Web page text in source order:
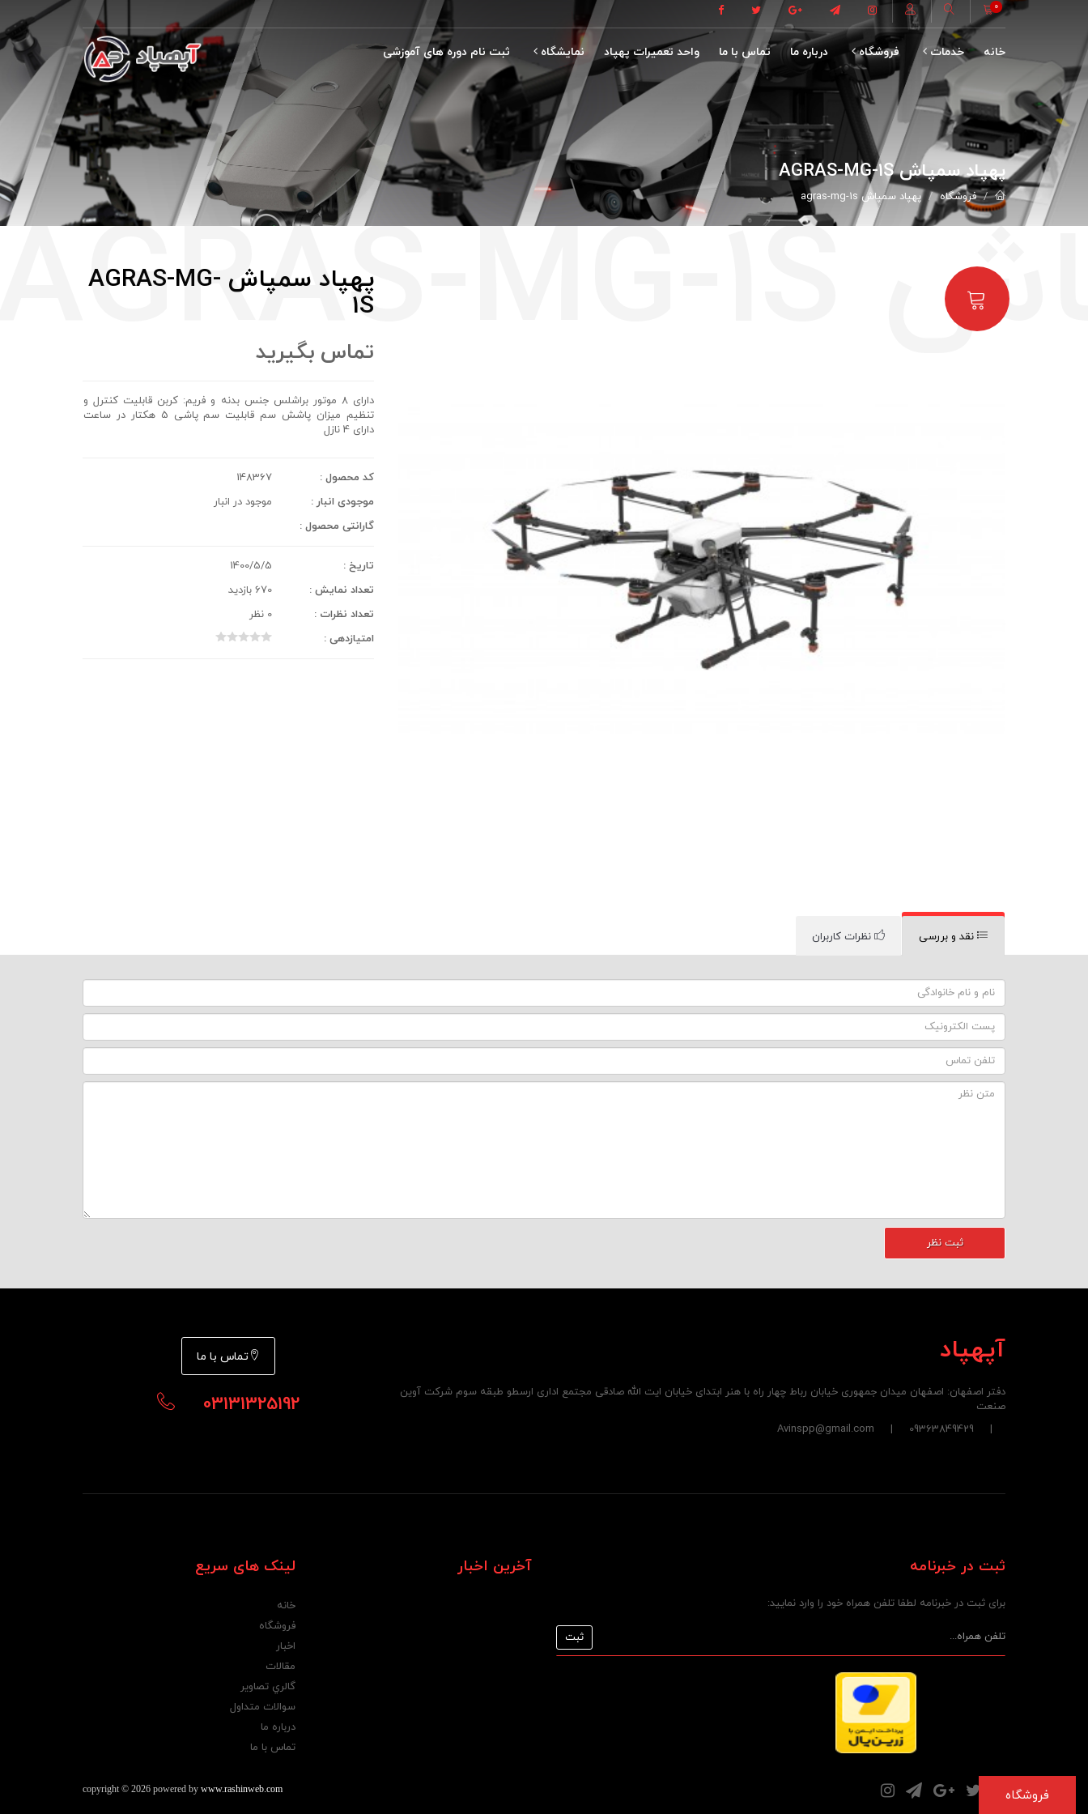
0
خانه خدمات فروشگاه درباره ما تماس با ما واحد تعمیرات پهپاد نمایشگاه ثبت نام دوره های آموزشی
پهپاد سمپاش AGRAS-MG-1S
فروشگاه پهپاد سمپاش agras-mg-1s
پهپاد سمپاش AGRAS-MG-
1S
تماس بگيريد
دارای 8 موتور براشلس جنس بدنه و فریم: کربن قابلیت کنترل و
تنظیم میزان پاشش سم قابلیت سم پاشی 5 هکتار در ساعت
دارای 4 نازل
کد محصول :
148367
موجودی انبار :
موجود در انبار
گارانتی محصول :
تاریخ :
1400/5/5
تعداد نمایش :
670 بازدید
تعداد نظرات :
0 نظر
امتیازدهی :
نقد و بررسی نظرات کاربران
آپهپاد
دفتر اصفهان: اصفهان میدان جمهوری خیابان رباط چهار راه با هنر ابتدای خیابان ایت الله صادقی مجتمع اداری ارسطو طبقه سوم شرکت آوین
صنعت
تماس با ما
03131325192
لینک های سریع
خانه
فروشگاه
اخبار
مقالات
گالري تصاوير
سوالات متداول
درباره ما
تماس با ما
آخرین اخبار ثبت در خبرنامه
برای ثبت در خبرنامه لطفا تلفن همراه خود را وارد نمایید:
copyright © 2026 powered by www.rashinweb.com فروشگاه